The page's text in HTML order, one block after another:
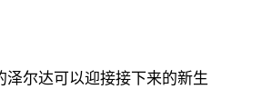
尔达可以迎接接下来的新生